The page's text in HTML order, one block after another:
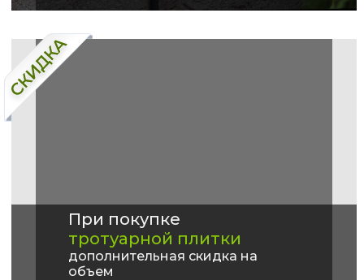
При покупке
тротуарной плитки
дополнительная скидка на
объем